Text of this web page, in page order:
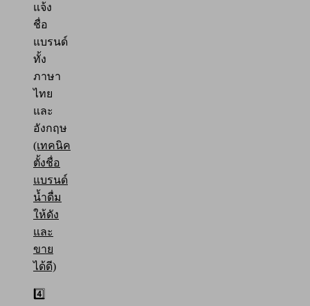
แจ้ง
ชื่อ
แบรนด์
ทั้ง
ภาษา
ไทย
และ
อังกฤษ
(เทคนิค
ตั้งชื่อ
แบรนด์
น้ำดื่ม
ให้ดัง
และ
ขาย
ได้ดี)
4️⃣